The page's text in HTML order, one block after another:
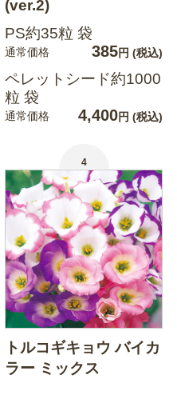
(ver.2)
PS約35粒 袋
通常価格 385円 (税込)
ペレットシード約1000
粒 袋
通常価格 4,400円 (税込)
4
トルコギキョウ バイカ
ラー ミックス